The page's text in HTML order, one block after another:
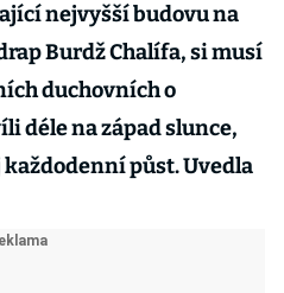
nejvyšší budovu na
Burdž Chalífa, si musí
duchovních o
déle na západ slunce,
půst. Uvedla